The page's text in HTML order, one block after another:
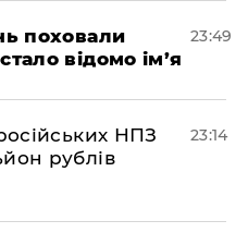
поховали
відомо ім’я
23:49
НПЗ
рублів
23:14